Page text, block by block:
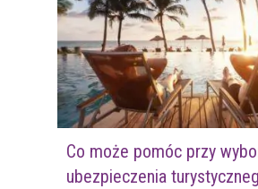
Co może pomóc przy
ubezpieczenia